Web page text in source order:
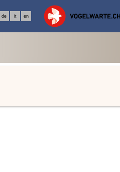
de it en